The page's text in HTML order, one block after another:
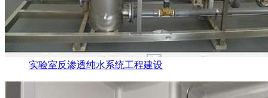
实验室反渗透纯水系统工程建设